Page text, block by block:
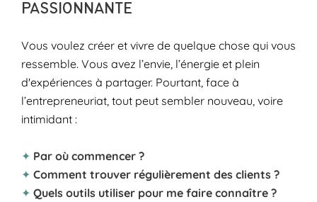
BOU
PASSIONNANTE
Vous voulez créer et vivre de quelque chose qui vous
ressemble. Vous avez l’envie, l’énergie et plein
d'expériences à partager. Pourtant, face à
l’entrepreneuriat, tout peut sembler nouveau, voire
intimidant :
✦ Par où commencer ?
✦ Comment trouver régulièrement des clients ?
✦ Quels outils utiliser pour me faire connaître ?